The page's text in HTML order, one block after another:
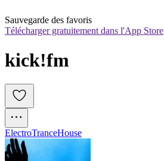
Sauvegarde des favoris
Télécharger gratuitement dans l'App Store
kick!fm
ElectroTranceHouse